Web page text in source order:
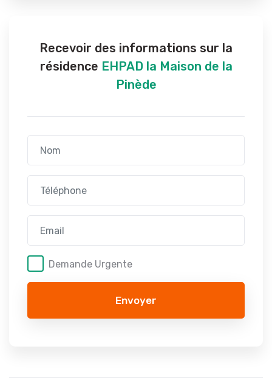
Recevoir des informations sur la
résidence EHPAD la Maison de la
Pinède
Demande Urgente
Envoyer